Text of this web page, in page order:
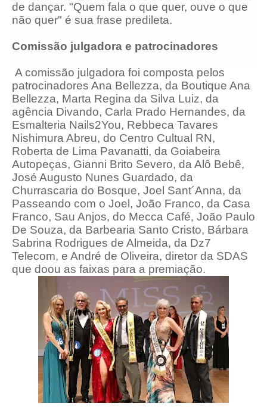
de dançar. "Quem fala o que quer, ouve o que
não quer" é sua frase predileta.
Comissão julgadora e patrocinadores
A comissão julgadora foi composta pelos
patrocinadores Ana Bellezza, da Boutique Ana
Bellezza, Marta Regina da Silva Luiz, da
agência Divando, Carla Prado Hernandes, da
Esmalteria Nails2You, Rebbeca Tavares
Nishimura Abreu, do Centro Cultual RN,
Roberta de Lima Pavanatti, da Goiabeira
Autopeças, Gianni Brito Severo, da Alô Bebê,
José Augusto Nunes Guardado, da
Churrascaria do Bosque, Joel Sant´Anna, da
Passeando com o Joel, João Franco, da Casa
Franco, Sau Anjos, do Mecca Café, João Paulo
De Souza, da Barbearia Santo Cristo, Bárbara
Sabrina Rodrigues de Almeida, da Dz7
Telecom, e André de Oliveira, diretor da SDAS
que doou as faixas para a premiação.